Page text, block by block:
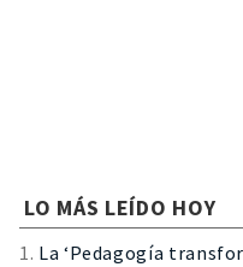
LO MÁS LEÍDO HOY
La ‘Pedagogía